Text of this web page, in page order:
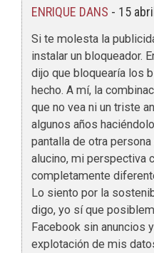
ENRIQUE DANS - 15
Si te molesta la
instalar un bloqueador.
dijo que bloquearía los
hecho. A mí, la
que no vea ni un triste
algunos años
pantalla de otra
alucino, mi perspectiva
completamente
Lo siento por la
digo, yo sí que
Facebook sin anuncios
explotación de mis